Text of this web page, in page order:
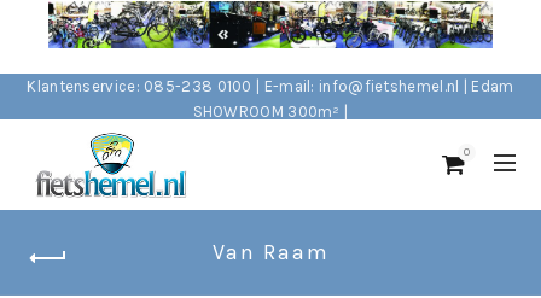
Klantenservice: 085-238 0100 | E-mail: info@fietshemel.nl | Edam
SHOWROOM 300m² |
0
Van Raam